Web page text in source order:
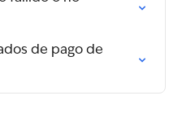
de pago de